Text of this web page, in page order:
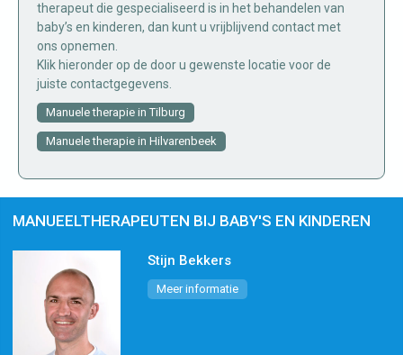
therapeut die gespecialiseerd is in het behandelen van
baby’s en kinderen, dan kunt u vrijblijvend contact met
ons opnemen.
Klik hieronder op de door u gewenste locatie voor de
juiste contactgegevens.
Manuele therapie in Tilburg
Manuele therapie in Hilvarenbeek
MANUEELTHERAPEUTEN BIJ BABY'S EN KINDEREN
Stijn Bekkers
Meer informatie